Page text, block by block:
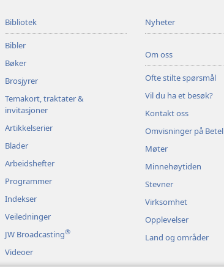
Bibliotek
Bibler
Bøker
Brosjyrer
Temakort, traktater &
invitasjoner
Artikkelserier
Blader
Arbeidshefter
Programmer
Indekser
Veiledninger
JW Broadcasting®
Videoer
Musikk
Nyheter
Om oss
Ofte stilte spørsmål
Vil du ha et besøk?
Kontakt oss
Omvisninger på Betel
Møter
Minnehøytiden
Stevner
Virksomhet
Opplevelser
Land og områder